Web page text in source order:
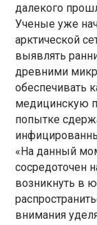
далекого
Ученые уже
арктической
выявлять
древними
обеспечивать
медицинскую
попытке
«На данный
сосредоточен
возникнуть в
внимания